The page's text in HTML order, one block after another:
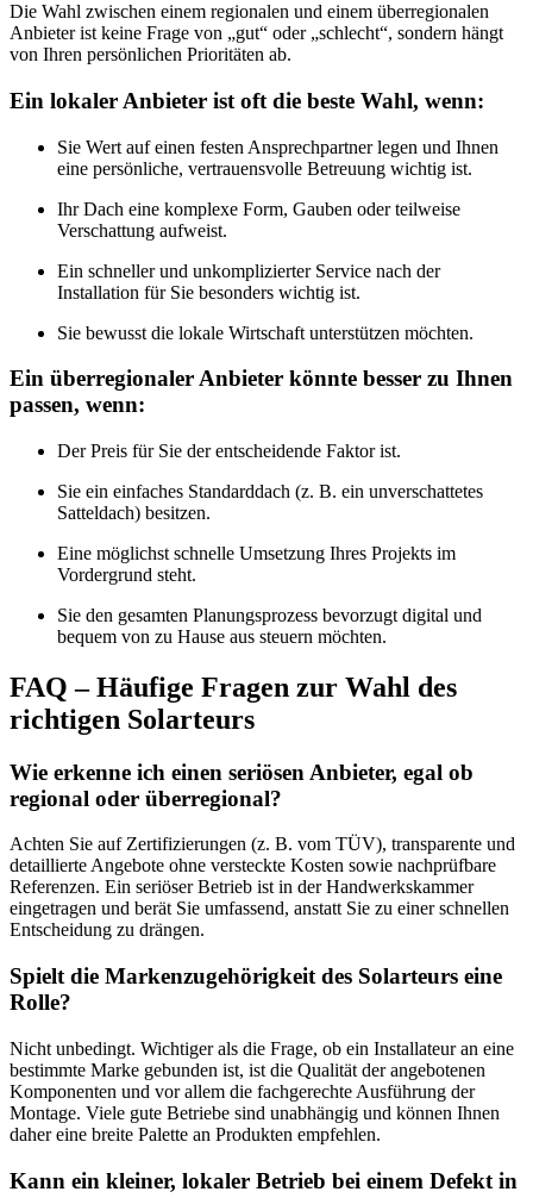
Die Wahl zwischen einem regionalen und einem überregionalen
Anbieter ist keine Frage von „gut“ oder „schlecht“, sondern hängt
von Ihren persönlichen Prioritäten ab.
Ein lokaler Anbieter ist oft die beste Wahl, wenn:
Sie Wert auf einen festen Ansprechpartner legen und Ihnen
eine persönliche, vertrauensvolle Betreuung wichtig ist.
Ihr Dach eine komplexe Form, Gauben oder teilweise
Verschattung aufweist.
Ein schneller und unkomplizierter Service nach der
Installation für Sie besonders wichtig ist.
Sie bewusst die lokale Wirtschaft unterstützen möchten.
Ein überregionaler Anbieter könnte besser zu Ihnen
passen, wenn:
Der Preis für Sie der entscheidende Faktor ist.
Sie ein einfaches Standarddach (z. B. ein unverschattetes
Satteldach) besitzen.
Eine möglichst schnelle Umsetzung Ihres Projekts im
Vordergrund steht.
Sie den gesamten Planungsprozess bevorzugt digital und
bequem von zu Hause aus steuern möchten.
FAQ – Häufige Fragen zur Wahl des
richtigen Solarteurs
Wie erkenne ich einen seriösen Anbieter, egal ob
regional oder überregional?
Achten Sie auf Zertifizierungen (z. B. vom TÜV), transparente und
detaillierte Angebote ohne versteckte Kosten sowie nachprüfbare
Referenzen. Ein seriöser Betrieb ist in der Handwerkskammer
eingetragen und berät Sie umfassend, anstatt Sie zu einer schnellen
Entscheidung zu drängen.
Spielt die Markenzugehörigkeit des Solarteurs eine
Rolle?
Nicht unbedingt. Wichtiger als die Frage, ob ein Installateur an eine
bestimmte Marke gebunden ist, ist die Qualität der angebotenen
Komponenten und vor allem die fachgerechte Ausführung der
Montage. Viele gute Betriebe sind unabhängig und können Ihnen
daher eine breite Palette an Produkten empfehlen.
Kann ein kleiner, lokaler Betrieb bei einem Defekt in